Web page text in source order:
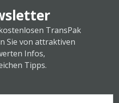
TransPak
Sie von attraktiven
Infos,
Tipps.